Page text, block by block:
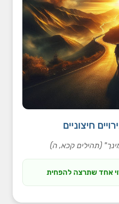
חיצוניים
(תהילים קכא, ה)
אחד שתרצה להפחית